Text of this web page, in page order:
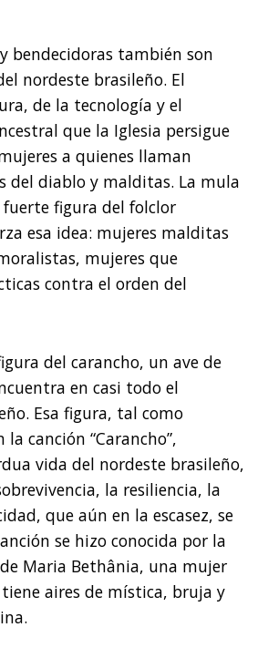
bendecidoras también son
nordeste brasileño. El
de la tecnología y el
que la Iglesia persigue
a quienes llaman
del diablo y malditas. La mula
fuerte figura del folclor
esa idea: mujeres malditas
mujeres que
contra el orden del
del carancho, un ave de
en casi todo el
Esa figura, tal como
canción “Carancho”,
vida del nordeste brasileño,
la resiliencia, la
que aún en la escasez, se
se hizo conocida por la
Maria Bethânia, una mujer
aires de mística, bruja y